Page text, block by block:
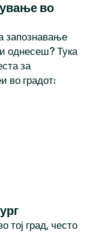
во
запознавање
однесеш? Тука
за
во градот:
тој град, често